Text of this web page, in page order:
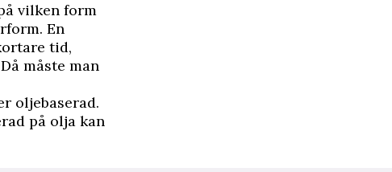
vilken form
En
tid,
måste man
oljebaserad.
på olja kan